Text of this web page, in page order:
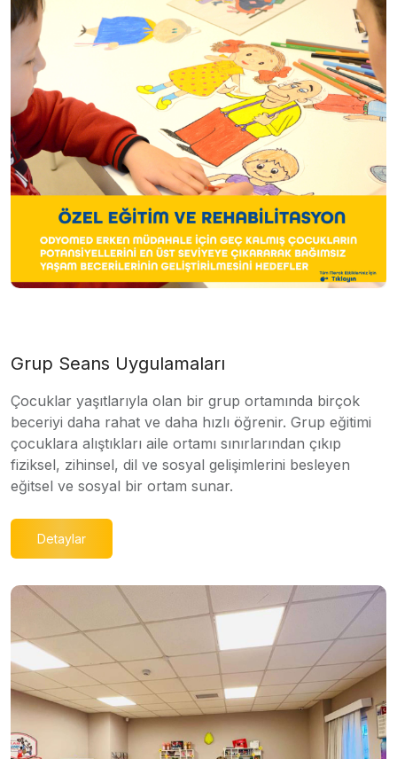
Grup Seans Uygulamaları
Çocuklar yaşıtlarıyla olan bir grup ortamında birçok
beceriyi daha rahat ve daha hızlı öğrenir. Grup eğitimi
çocuklara alıştıkları aile ortamı sınırlarından çıkıp
fiziksel, zihinsel, dil ve sosyal gelişimlerini besleyen
eğitsel ve sosyal bir ortam sunar.
Detaylar